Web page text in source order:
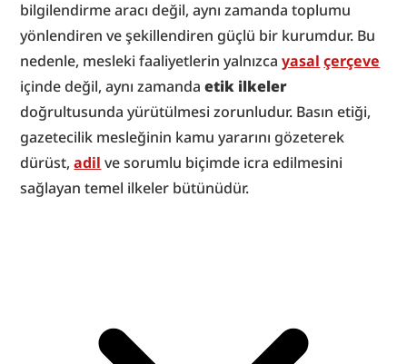
bilgilendirme aracı değil, aynı zamanda toplumu
yönlendiren ve şekillendiren güçlü bir kurumdur. Bu
nedenle, mesleki faaliyetlerin yalnızca yasal çerçeve
içinde değil, aynı zamanda etik ilkeler
doğrultusunda yürütülmesi zorunludur. Basın etiği,
gazetecilik mesleğinin kamu yararını gözeterek
dürüst, adil ve sorumlu biçimde icra edilmesini
sağlayan temel ilkeler bütünüdür.